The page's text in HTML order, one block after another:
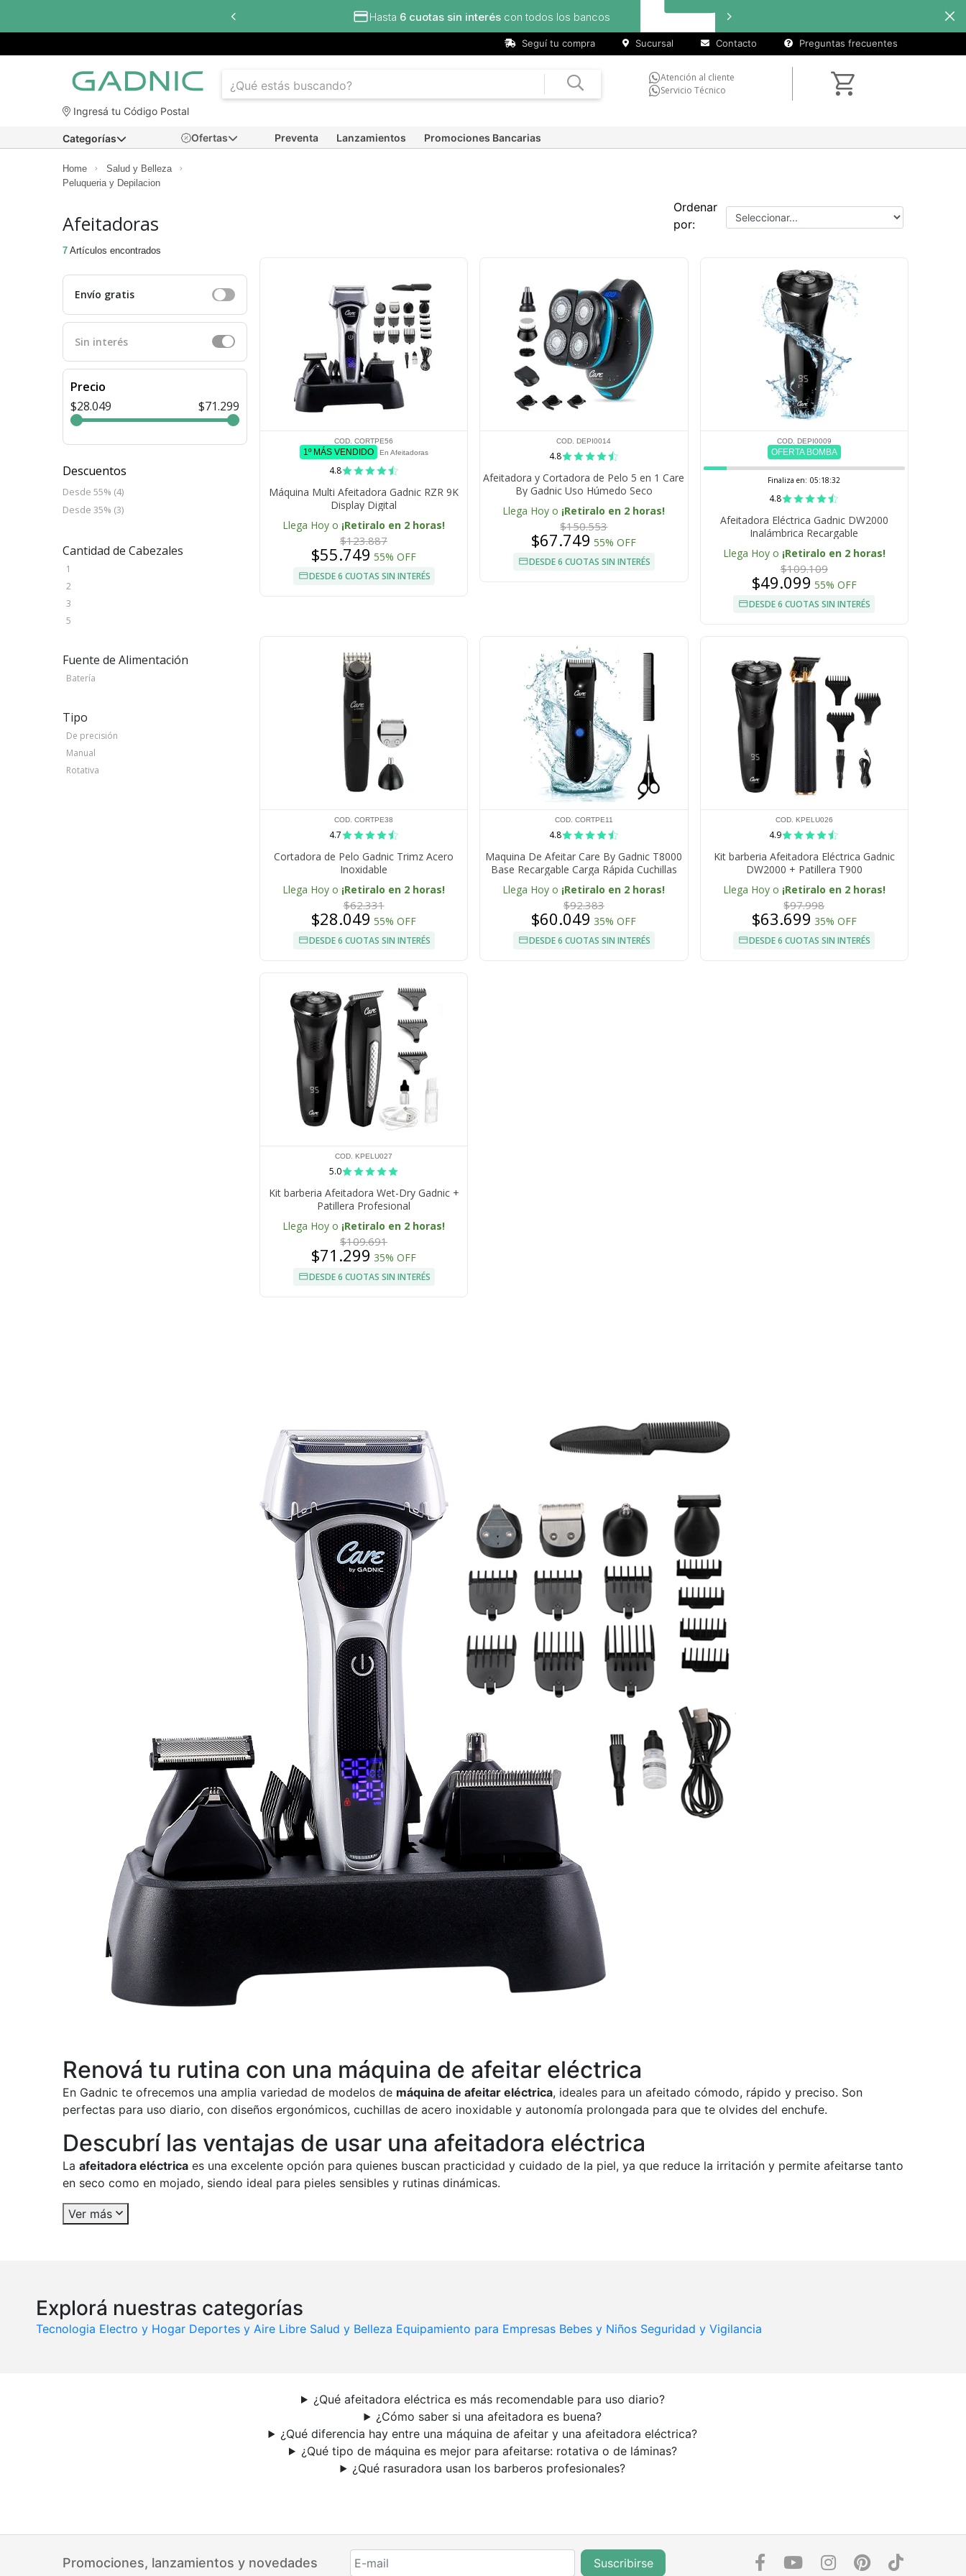
con todos los bancos
seleccionados
Seguí tu compra Sucursal Contacto Preguntas frecuentes
Atención al cliente
Servicio Técnico
Ingresá tu Código Postal
Ofertas Preventa Lanzamientos Promociones Bancarias
Categorías
Home
Salud y Belleza
Peluqueria y Depilacion
Afeitadoras
7 Artículos encontrados
Envío gratis
Sin interés
Precio
$28.049
$71.299
Descuentos
Desde 55% (4)
Desde 35% (3)
Cantidad de Cabezales
1
2
3
5
Fuente de Alimentación
Batería
Tipo
De precisión
Manual
Rotativa
Ordenar
por:
COD. CORTPE56
1º MÁS VENDIDO En Afeitadoras
4.8
Máquina Multi Afeitadora Gadnic RZR 9K
Display Digital
Llega Hoy o ¡Retiralo en 2 horas!
$123.887
$55.749 55% OFF
DESDE 6 CUOTAS SIN INTERÉS
COD. DEPI0014
4.8
Afeitadora y Cortadora de Pelo 5 en 1 Care
By Gadnic Uso Húmedo Seco
Llega Hoy o ¡Retiralo en 2 horas!
$150.553
$67.749 55% OFF
DESDE 6 CUOTAS SIN INTERÉS
COD. DEPI0009
OFERTA BOMBA
Finaliza en: 05:18:31
4.8
Afeitadora Eléctrica Gadnic DW2000
Inalámbrica Recargable
Llega Hoy o ¡Retiralo en 2 horas!
$109.109
$49.099 55% OFF
DESDE 6 CUOTAS SIN INTERÉS
COD. CORTPE38
4.7
Cortadora de Pelo Gadnic Trimz Acero
Inoxidable
Llega Hoy o ¡Retiralo en 2 horas!
$62.331
$28.049 55% OFF
DESDE 6 CUOTAS SIN INTERÉS
COD. CORTPE11
4.8
Maquina De Afeitar Care By Gadnic T8000
Base Recargable Carga Rápida Cuchillas
Ceramica Luz LED Inalambrica Accesorios
Llega Hoy o ¡Retiralo en 2 horas!
$92.383
$60.049 35% OFF
DESDE 6 CUOTAS SIN INTERÉS
COD. KPELU026
4.9
Kit barberia Afeitadora Eléctrica Gadnic
DW2000 + Patillera T900
Llega Hoy o ¡Retiralo en 2 horas!
$97.998
$63.699 35% OFF
DESDE 6 CUOTAS SIN INTERÉS
COD. KPELU027
5.0
Kit barberia Afeitadora Wet-Dry Gadnic +
Patillera Profesional
Llega Hoy o ¡Retiralo en 2 horas!
$109.691
$71.299 35% OFF
DESDE 6 CUOTAS SIN INTERÉS
Renová tu rutina con una máquina de afeitar eléctrica
En Gadnic te ofrecemos una amplia variedad de modelos de máquina de afeitar eléctrica, ideales para un afeitado cómodo, rápido y preciso. Son
perfectas para uso diario, con diseños ergonómicos, cuchillas de acero inoxidable y autonomía prolongada para que te olvides del enchufe.
Descubrí las ventajas de usar una afeitadora eléctrica
La afeitadora eléctrica es una excelente opción para quienes buscan practicidad y cuidado de la piel, ya que reduce la irritación y permite afeitarse tanto
en seco como en mojado, siendo ideal para pieles sensibles y rutinas dinámicas.
Ver más
Explorá nuestras categorías
Tecnologia Electro y Hogar Deportes y Aire Libre Salud y Belleza Equipamiento para Empresas Bebes y Niños Seguridad y Vigilancia
¿Qué afeitadora eléctrica es más recomendable para uso diario?
¿Cómo saber si una afeitadora es buena?
¿Qué diferencia hay entre una máquina de afeitar y una afeitadora eléctrica?
¿Qué tipo de máquina es mejor para afeitarse: rotativa o de láminas?
¿Qué rasuradora usan los barberos profesionales?
Promociones, lanzamientos y novedades Suscribirse